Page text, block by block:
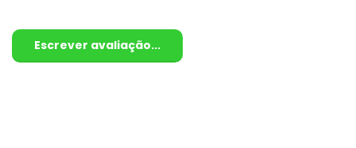
Escrever avaliação...